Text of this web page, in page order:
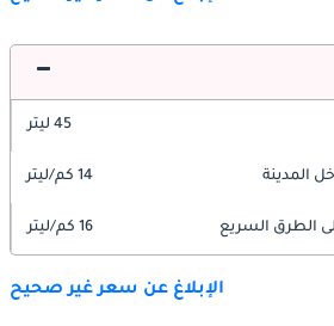
45 ليتر
المدينة 14 كم/ليتر
الطرق السريع 16 كم/ليتر
الإبلاغ عن سعر غير صحيح